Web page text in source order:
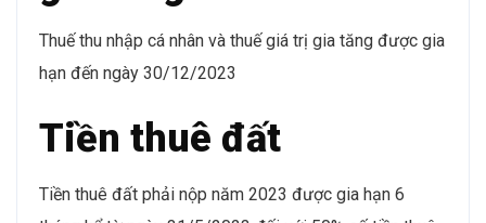
Thuế thu nhập cá nhân và thuế giá trị gia tăng được gia
hạn đến ngày 30/12/2023
Tiền thuê đất
Tiền thuê đất phải nộp năm 2023 được gia hạn 6